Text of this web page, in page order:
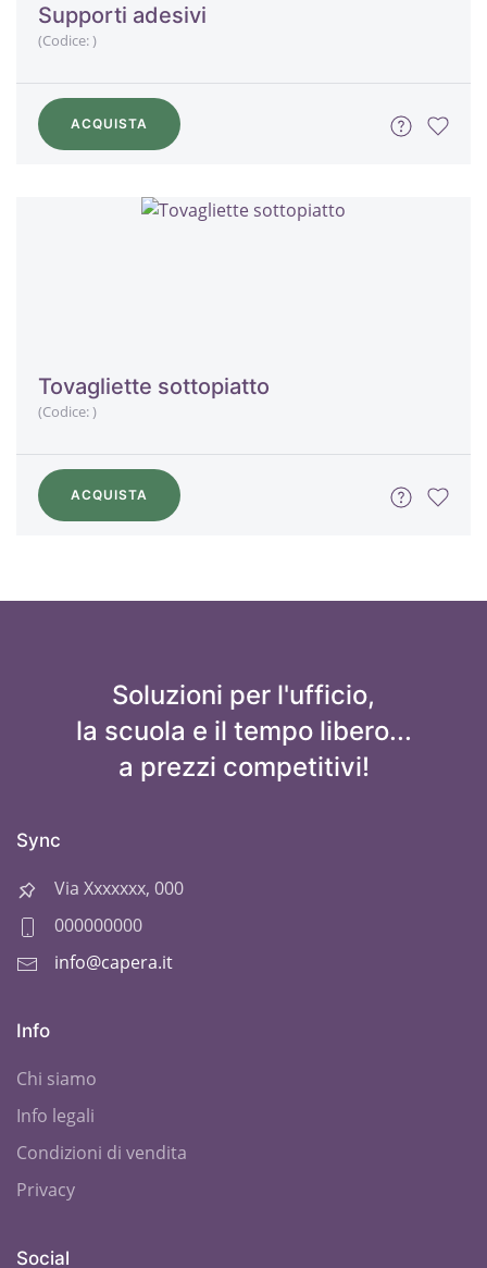
Supporti adesivi
(Codice:)
ACQUISTA
Tovagliette sottopiatto
(Codice:)
ACQUISTA
Soluzioni per l'ufficio,
la scuola e il tempo libero...
a prezzi competitivi!
Sync
Via Xxxxxxx, 000
000000000
info@capera.it
Info
Chi siamo
Info legali
Condizioni di vendita
Privacy
Social